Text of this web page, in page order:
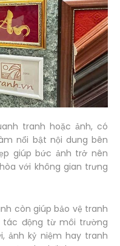
tranh hoặc ảnh, có
nổi bật nội dung bên
giúp bức ảnh trở nên
với không gian trưng
còn giúp bảo vệ tranh
tác động từ môi trường
ảnh kỷ niệm hay tranh